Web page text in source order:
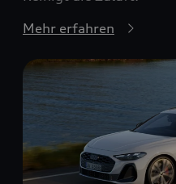
Mehr erfahren